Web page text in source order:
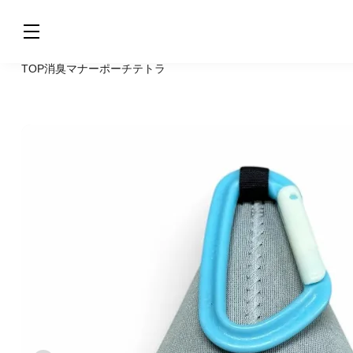
TOP消臭マナーポーチテトラ